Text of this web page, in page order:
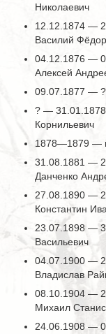
Николаевич
12.12.1874 —
Василий
04.12.1876 —
Алексей
09.07.1877 —
? — 31.01.1878
Корнильевич
1878—1879 —
31.08.1881 —
Данченко
27.08.1890 —
Константин
23.07.1898 —
Васильевич
04.07.1900 —
Владислав
08.10.1904 —
Михаил
24.06.1908 —